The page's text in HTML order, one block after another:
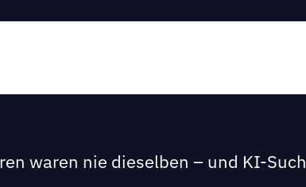
waren nie dieselben – und KI-